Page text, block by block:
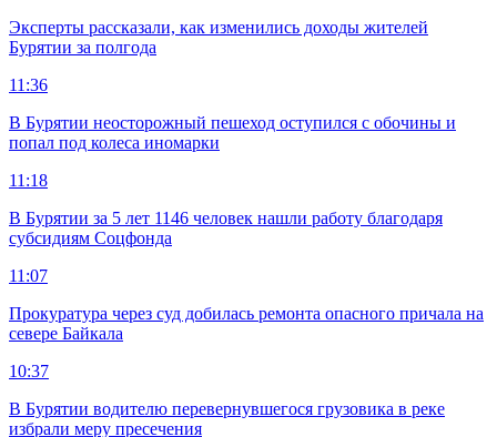
Эксперты рассказали, как изменились доходы жителей
Бурятии за полгода
11:36
В Бурятии неосторожный пешеход оступился с обочины и
попал под колеса иномарки
11:18
В Бурятии за 5 лет 1146 человек нашли работу благодаря
субсидиям Соцфонда
11:07
Прокуратура через суд добилась ремонта опасного причала на
севере Байкала
10:37
В Бурятии водителю перевернувшегося грузовика в реке
избрали меру пресечения